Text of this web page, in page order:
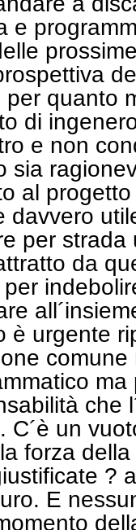
e
per quanto
di
e non
sia
al
davvero
per
da
è urgente
ma
che
C´è un
forza
?
E